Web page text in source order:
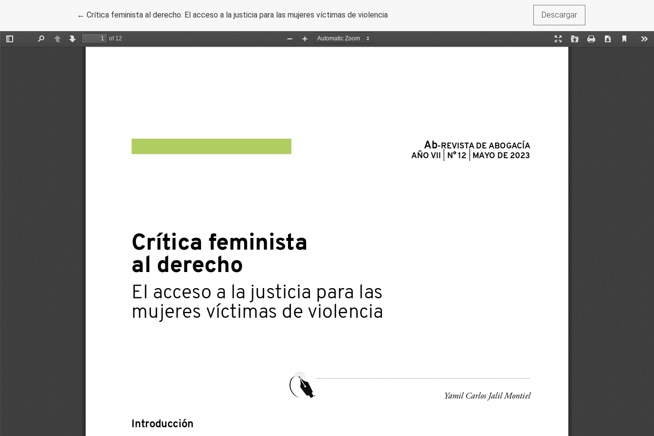
← Volver a los detalles del artículo
Crítica feminista al derecho. El acceso a la justicia para las mujeres víctimas de violencia Descargar